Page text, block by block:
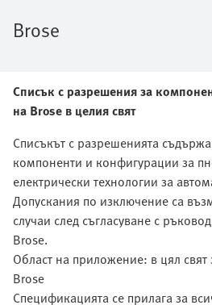
Brose
Списък с разрешения за
на Brose в целия свят
Списъкът с разрешенията
компоненти и конфигурации за
електрически технологии за
Допускания по изключение са
случаи след съгласуване с
Brose.
Област на приложение: в цял
Brose
Спецификацията се прилага за